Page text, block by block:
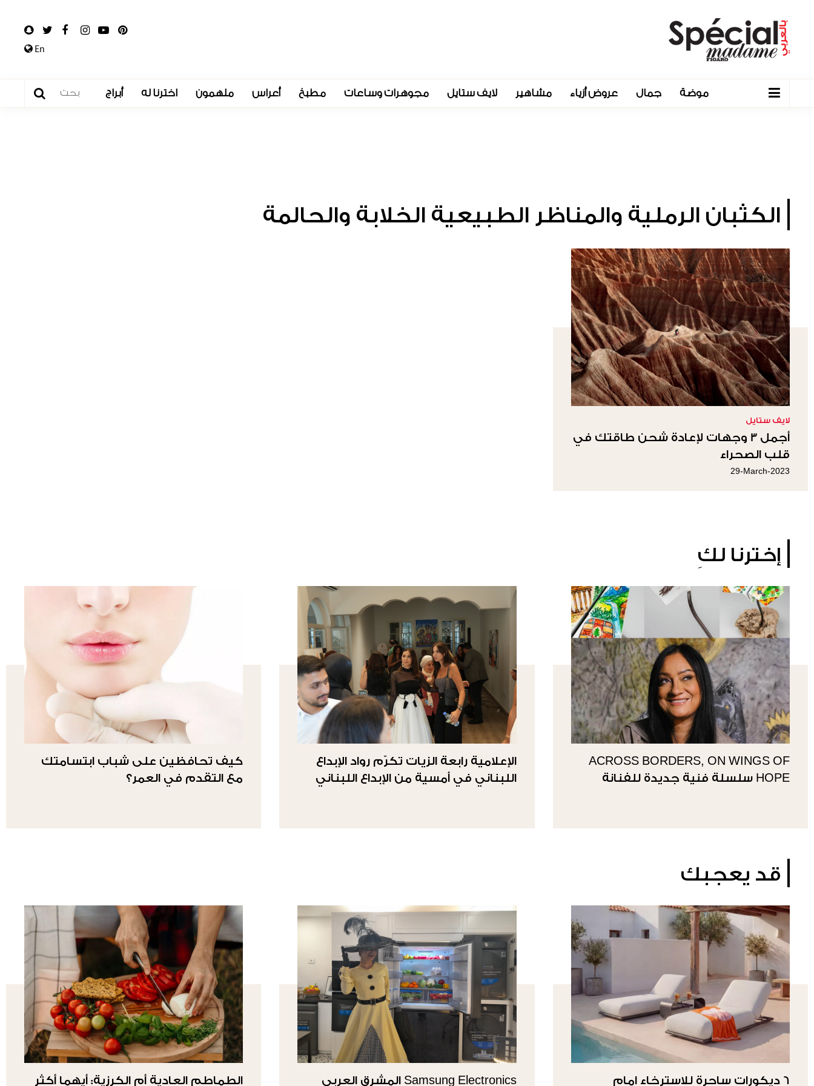
En
موضة جمال عروض أزياء مشاهير لايف ستايل مجوهرات وساعات مطبخ أعراس ملهمون اخترنا له أبراج
الكثبان الرملية والمناظر الطبيعية الخلابة والحالمة
لايف ستايل
أجمل 3 وجهات لإعادة شحن طاقتك في
قلب الصحراء
29-March-2023
إخترنا لكِ
ACROSS BORDERS, ON WINGS OF
HOPE سلسلة فنية جديدة للفنانة
الإعلامية رابعة الزيات تكرّم رواد الإبداع
اللبناني في أمسية من الإبداع اللبناني
كيف تحافظين على شباب ابتسامتك
مع التقدم في العمر؟
قد يعجبك
6 ديكورات ساحرة للاسترخاء امام Samsung Electronics المشرق العربي الطماطم العادية أم الكرزية: أيهما أكثر